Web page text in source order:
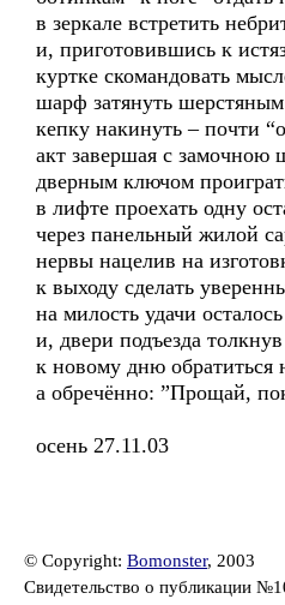
в зеркале встретить
и, приготовившись к
куртке скомандовать
шарф затянуть
кепку накинуть – почти
акт завершая с замочною
дверным ключом
в лифте проехать одну
через панельный жилой
нервы нацелив на
к выходу сделать
на милость удачи
и, двери подъезда
к новому дню обратиться
а обречённо: ”Прощай,
осень 27.11.03
© Copyright: Bomonster, 2003
Свидетельство о публикации